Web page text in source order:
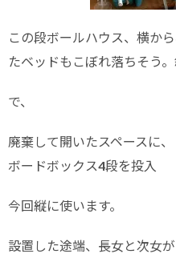
この段ボールハウス、横か
たベッドもこぼれ落ちそう。
で、
廃棄して開いたスペースに
ボードボックス4段を投入
今回縦に使います。
設置した途端、長女と次女